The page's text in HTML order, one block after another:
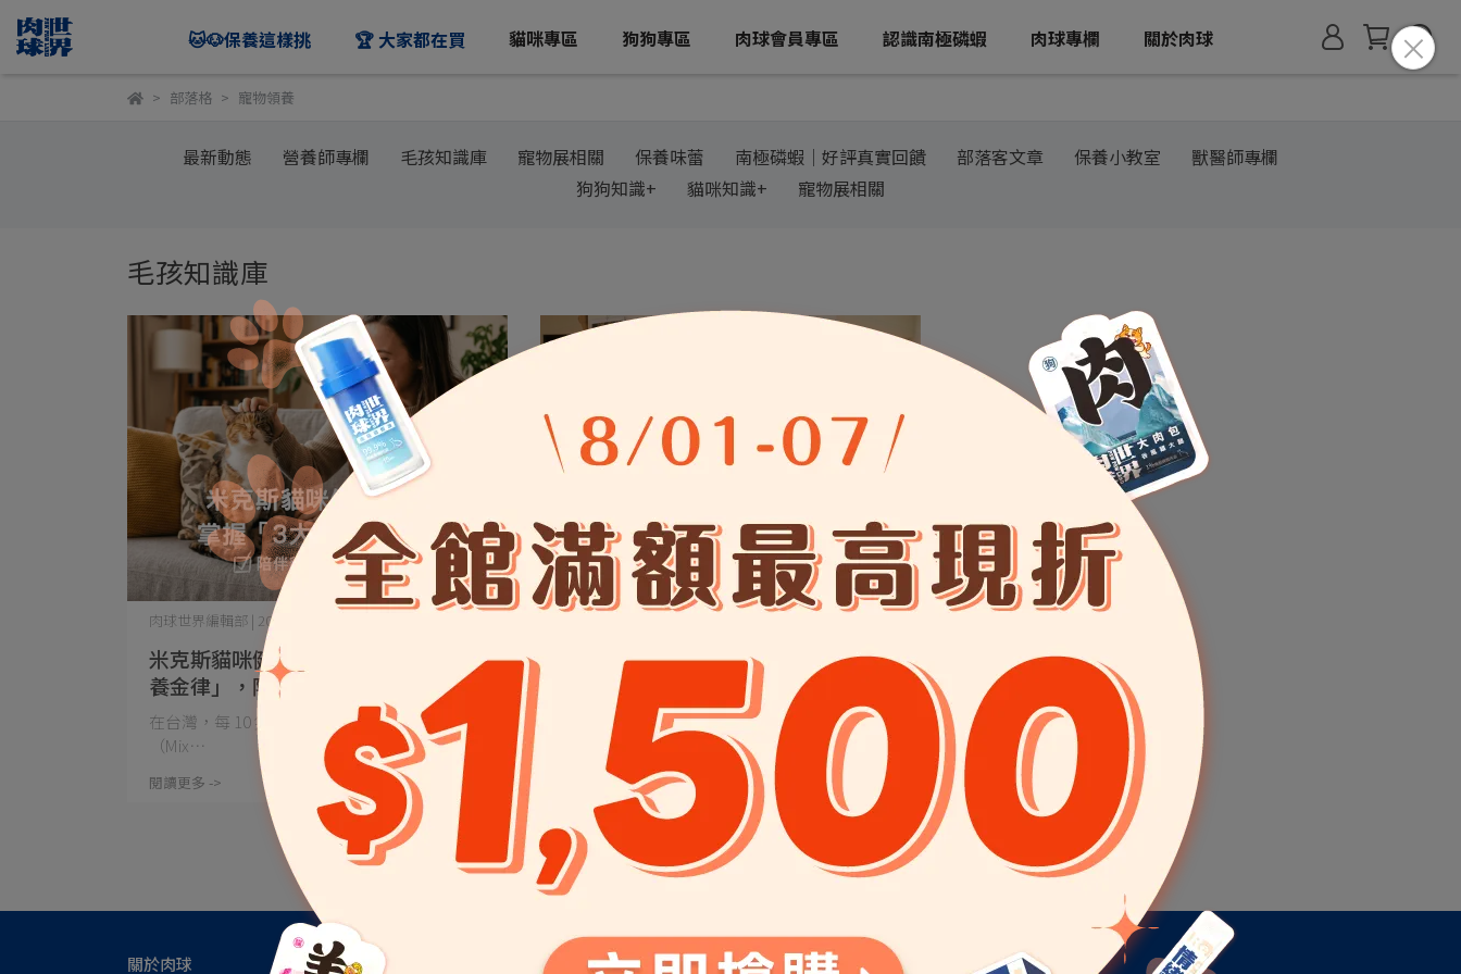
🐱🐶保養這樣挑 🏆 大家都在買 貓咪專區 狗狗專區 肉球會員專區 認識南極磷蝦 肉球專欄 關於肉球
部落格 寵物領養
最新動態 營養師專欄 毛孩知識庫 寵物展相關 保養味蕾 南極磷蝦│好評真實回饋 部落客文章 保養小教室
獸醫師專欄
狗狗知識+
貓咪知識+ 寵物展相關
毛孩知識庫
米克斯貓咪健康指南：掌握「3大保
養金律」，陪伴貓咪健康更長久
肉球世界編輯部 | 2026-04-28
在台灣，每 10 隻家貓就有 8 隻是米克斯
（Mix⋯
閱讀更多 ->
新手毛孩爸媽必看！寵物營養全攻
略：六大基礎營養與領養照護指南
恭喜新手爸媽開啟了這段充滿溫度的陪伴旅
程！ 不⋯
閱讀更多 ->
關於肉球 新肉球選購
金富錸國際寵物有限
關於我們